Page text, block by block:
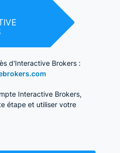
d'Interactive Brokers :
Interactive Brokers,
étape et utiliser votre